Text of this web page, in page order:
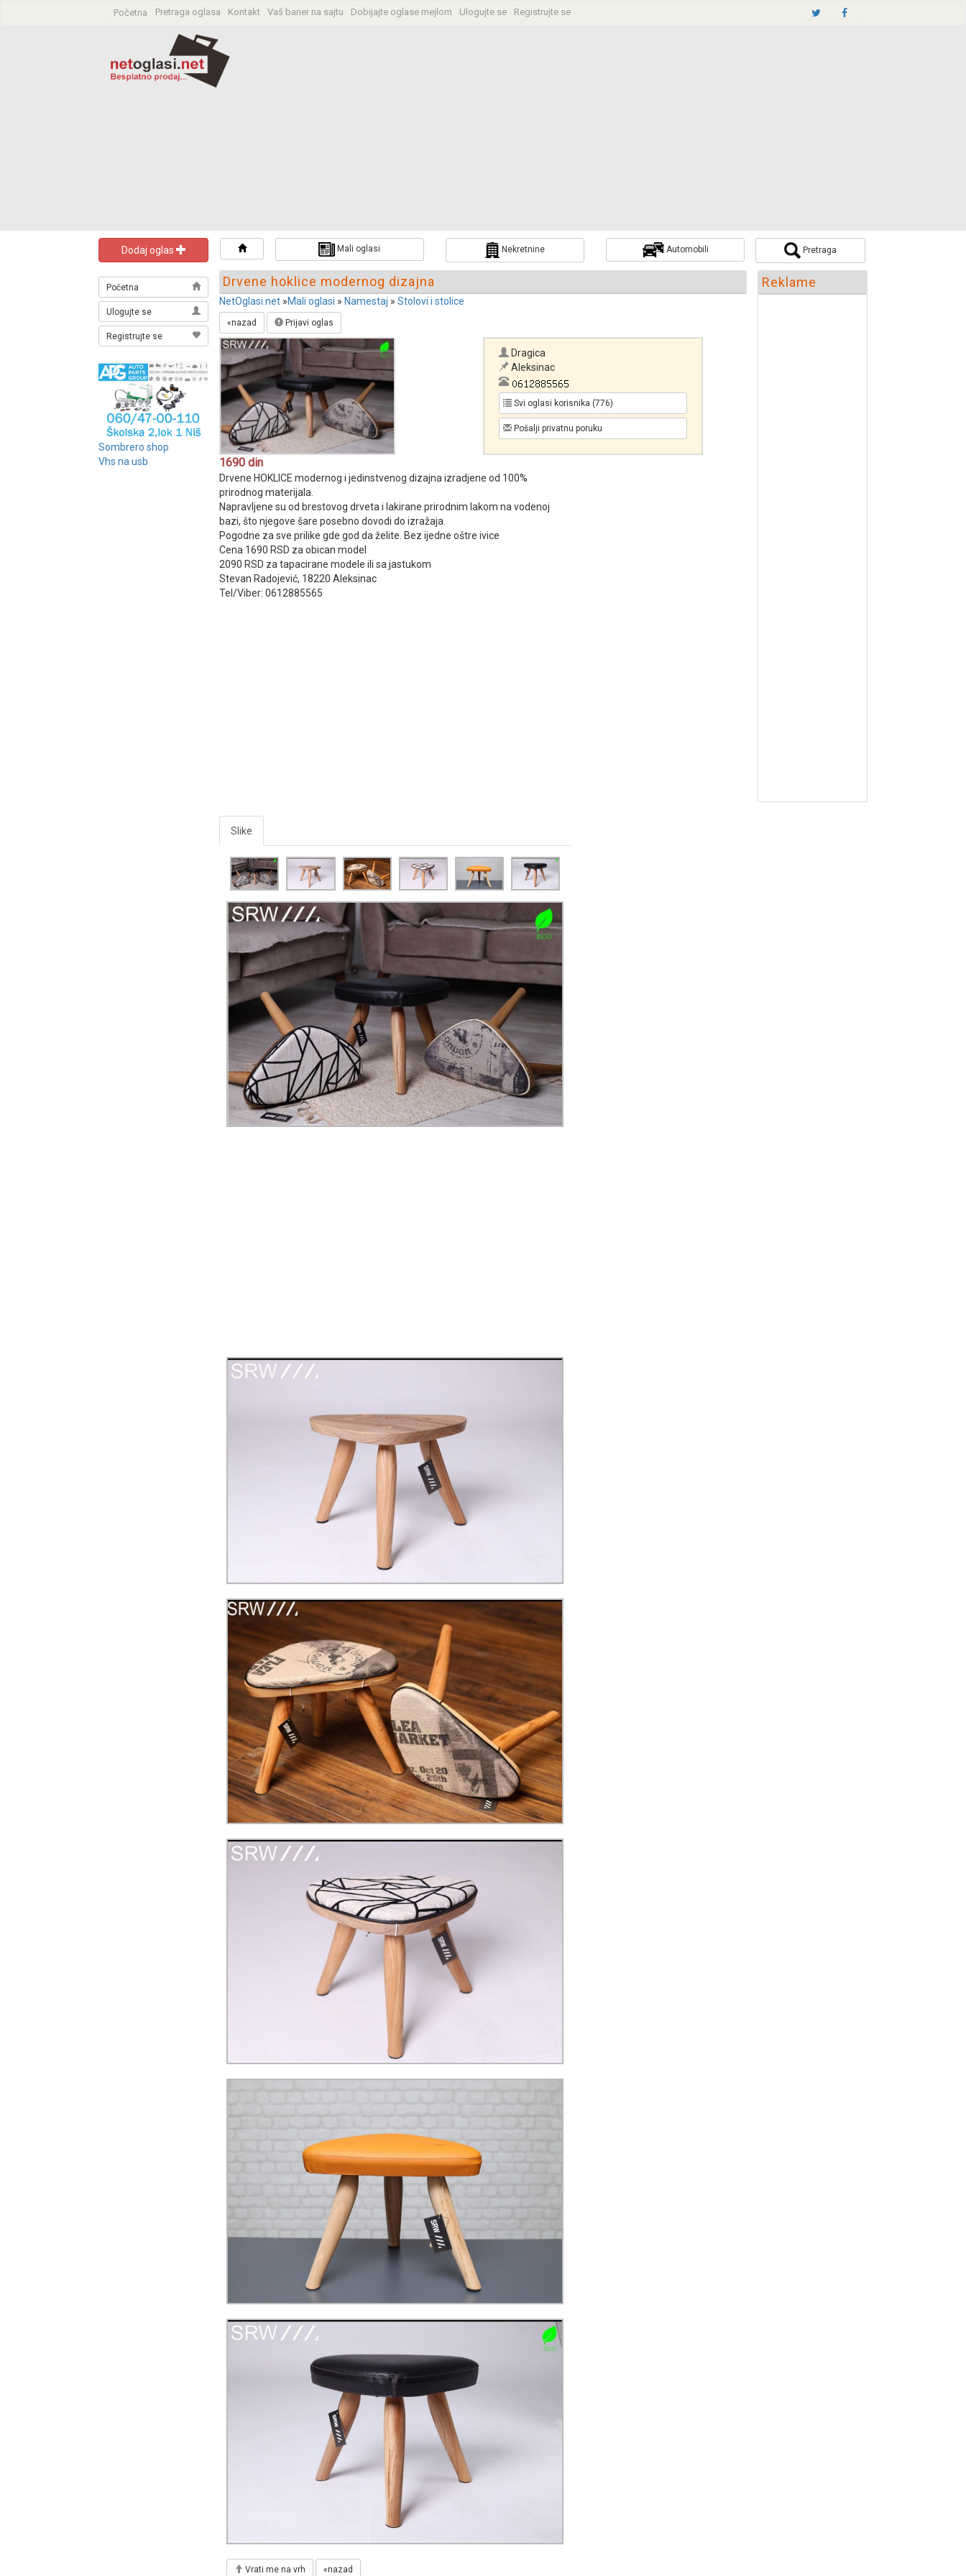
Početna Pretraga oglasa Kontakt Vaš baner na sajtu Dobijajte oglase mejlom Ulogujte se Registrujte se
Dodaj oglas
Početna
Ulogujte se
Registrujte se
Sombrero shop
Vhs na usb
Mali oglasi Nekretnine Automobili Pretraga
Pretraži
Drvene hoklice modernog dizajna
NetOglasi.net »Mali oglasi » Namestaj »Stolovi i stolice
«nazad Prijavi oglas
Dragica
Aleksinac
Svi oglasi korisnika (776)
Pošalji privatnu poruku
1690 din
Drvene HOKLICE modernog i jedinstvenog dizajna izradjene od 100%
prirodnog materijala.
Napravljene su od brestovog drveta i lakirane prirodnim lakom na vodenoj
bazi, što njegove šare posebno dovodi do izražaja.
Pogodne za sve prilike gde god da želite. Bez ijedne oštre ivice
Cena 1690 RSD za obican model
2090 RSD za tapacirane modele ili sa jastukom
Stevan Radojević, 18220 Aleksinac
Tel/Viber: 0612885565
Slike
Vrati me na vrh «nazad
Reklame